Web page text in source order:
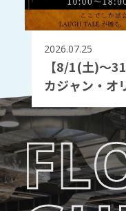
2026.07.25
【8/1(土)～
カジャン・オ
売）